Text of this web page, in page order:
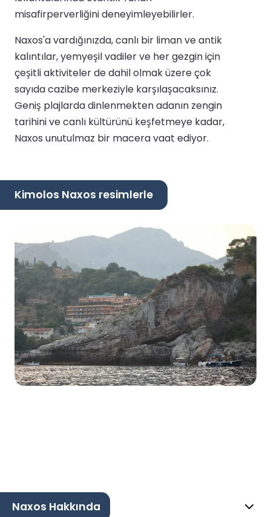
misafirperverliğini deneyimleyebilirler.
Naxos'a vardığınızda, canlı bir liman ve antik
kalıntılar, yemyeşil vadiler ve her gezgin için
çeşitli aktiviteler de dahil olmak üzere çok
sayıda cazibe merkeziyle karşılaşacaksınız.
Geniş plajlarda dinlenmekten adanın zengin
tarihini ve canlı kültürünü keşfetmeye kadar,
Naxos unutulmaz bir macera vaat ediyor.
Kimolos Naxos resimlerle
Naxos Hakkında